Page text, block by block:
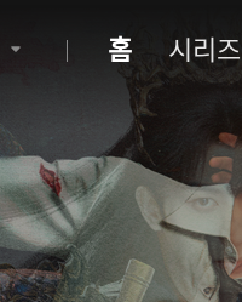
홈 시리즈